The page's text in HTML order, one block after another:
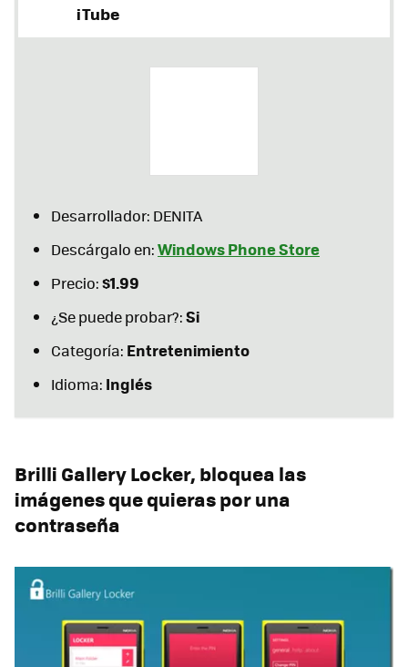
iTube
Desarrollador: DENITA
Descárgalo en:Windows Phone Store
Precio:$1.99
¿Se puede probar?:Si
Categoría: Entretenimiento
Idioma: Inglés
Brilli Gallery Locker, bloquea las
imágenes que quieras por una
contraseña